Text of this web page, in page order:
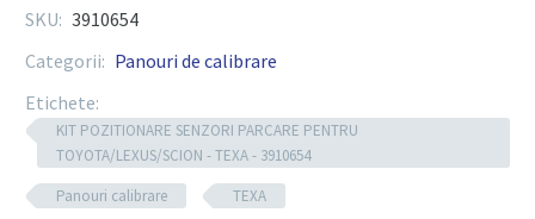
Accesorii de poziționare
pentru alinierea exactă a senzorilor.
Materiale: componente din plastic rezistent și
materiale adezive speciale, care asigură fixarea
stabilă pe suprafața caroseriei.
SKU: 3910654
Categorii: Panouri de calibrare
Etichete:
KIT POZITIONARE SENZORI PARCARE PENTRU
TOYOTA/LEXUS/SCION - TEXA - 3910654
Panouri calibrare
TEXA